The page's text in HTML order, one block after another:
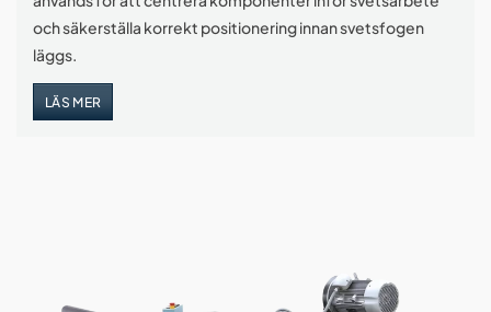
och säkerställa korrekt positionering innan svetsfogen
läggs.
LÄS MER